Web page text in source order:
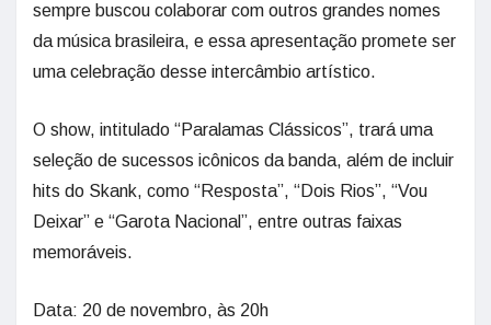
sempre buscou colaborar com outros grandes nomes
da música brasileira, e essa apresentação promete ser
uma celebração desse intercâmbio artístico.
O show, intitulado “Paralamas Clássicos”, trará uma
seleção de sucessos icônicos da banda, além de incluir
hits do Skank, como “Resposta”, “Dois Rios”, “Vou
Deixar” e “Garota Nacional”, entre outras faixas
memoráveis.
Data: 20 de novembro, às 20h